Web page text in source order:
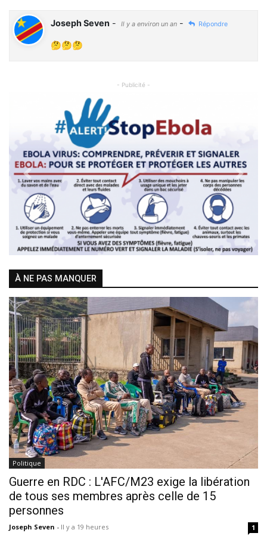
Joseph Seven - Il y a environ un an - Répondre
🤔🤔🤔
- Publicité -
Previous Next
À NE PAS MANQUER
Politique
Guerre en RDC : L'AFC/M23 exige la libération
de tous ses membres après celle de 15
personnes
Joseph Seven - Il y a 19 heures 1